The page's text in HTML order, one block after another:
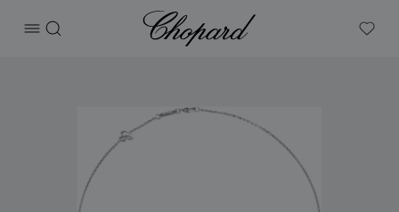
打开菜单
搜索
Chopard
My